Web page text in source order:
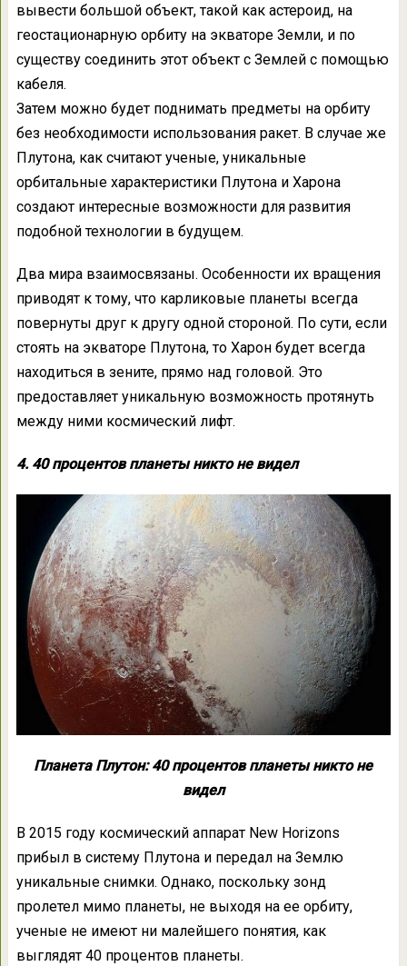
вывести большой объект, такой как астероид, на
геостационарную орбиту на экваторе Земли, и по
существу соединить этот объект с Землей с помощью
кабеля.
Затем можно будет поднимать предметы на орбиту
без необходимости использования ракет. В случае же
Плутона, как считают ученые, уникальные
орбитальные характеристики Плутона и Харона
создают интересные возможности для развития
подобной технологии в будущем.
Два мира взаимосвязаны. Особенности их вращения
приводят к тому, что карликовые планеты всегда
повернуты друг к другу одной стороной. По сути, если
стоять на экваторе Плутона, то Харон будет всегда
находиться в зените, прямо над головой. Это
предоставляет уникальную возможность протянуть
между ними космический лифт.
4. 40 процентов планеты никто не видел
Планета Плутон: 40 процентов планеты никто не
видел
В 2015 году космический аппарат New Horizons
прибыл в систему Плутона и передал на Землю
уникальные снимки. Однако, поскольку зонд
пролетел мимо планеты, не выходя на ее орбиту,
ученые не имеют ни малейшего понятия, как
выглядят 40 процентов планеты.